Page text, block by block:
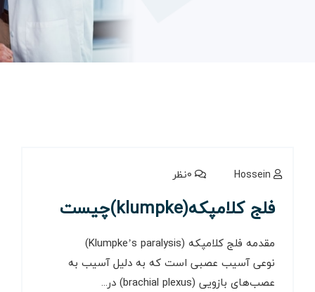
Hossein
فلج کلامپکه(klumpke)چیست
مقدمه فلج کلامپکه (Klumpke’s paralysis)
نوعی آسیب عصبی است که به دلیل آسیب به
عصب‌های بازویی (brachial plexus) در...